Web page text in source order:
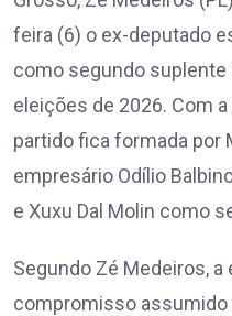
feira (6) o ex-deputado
como segundo suplente
eleições de 2026. Com
partido fica formada por
empresário Odílio
e Xuxu Dal Molin como
Segundo Zé Medeiros,
compromisso